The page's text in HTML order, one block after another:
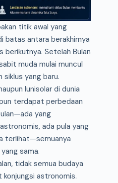
titik awal yang
batas antara berakhirnya
berikutnya. Setelah Bulan
muda mulai muncul
siklus yang baru.
lunisolar di dunia
terdapat perbedaan
yang
ada pula yang
terlihat—semuanya
sama.
tidak semua budaya
astronomis.